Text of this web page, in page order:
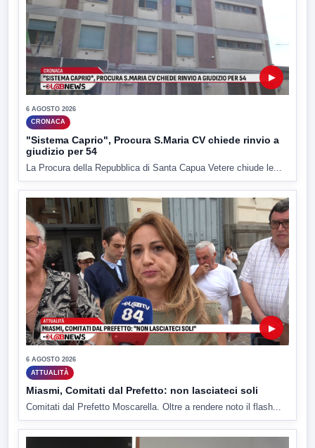
▶
6 AGOSTO 2026
CRONACA
"Sistema Caprio", Procura S.Maria CV chiede rinvio a
giudizio per 54
La Procura della Repubblica di Santa Capua Vetere chiude le...
▶
6 AGOSTO 2026
ATTUALITÀ
Miasmi, Comitati dal Prefetto: non lasciateci soli
Comitati dal Prefetto Moscarella. Oltre a rendere noto il flash...